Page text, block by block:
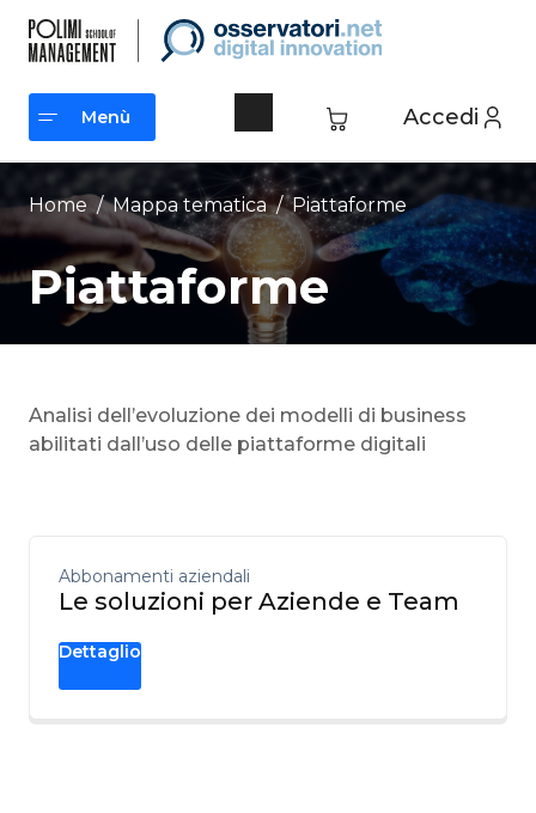
contenuto
Accedi
Menù
Menù
Home / Mappa tematica /Piattaforme
Piattaforme
Analisi dell’evoluzione dei modelli di business
abilitati dall’uso delle piattaforme digitali
Abbonamenti aziendali
Le soluzioni per Aziende e Team
Dettaglio